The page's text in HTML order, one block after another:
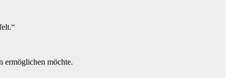
ermöglichen möchte.